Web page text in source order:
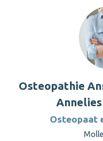
Osteopathie
Osteopaat